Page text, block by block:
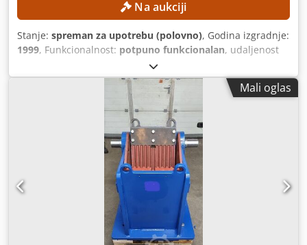
Na aukciji
Stanje: spreman za upotrebu (polovno), Godina izgradnje:
1999, Funkcionalnost: potpuno funkcionalan, udaljenost
, Y osi hod:
Z-osi:560 mm, maksimalna težina obratka:600 kg, broj
mjesta u spremniku alata:
, kut zakretanja osi C (maks.):
Mali oglas